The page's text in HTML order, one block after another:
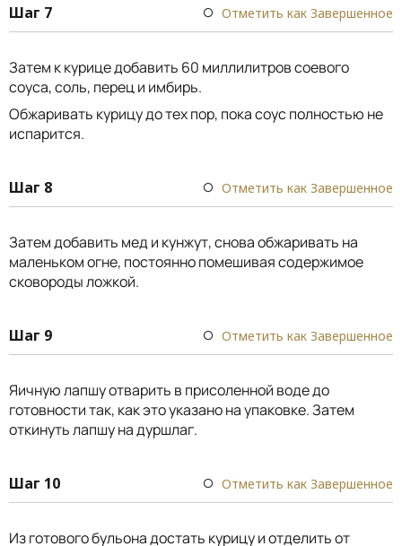
Шаг 7 Отметить как Завершенное
Затем к курице добавить 60 миллилитров соевого
соуса, соль, перец и имбирь.
Обжаривать курицу до тех пор, пока соус полностью не
испарится.
Шаг 8 Отметить как Завершенное
Затем добавить мед и кунжут, снова обжаривать на
маленьком огне, постоянно помешивая содержимое
сковороды ложкой.
Шаг 9 Отметить как Завершенное
Яичную лапшу отварить в присоленной воде до
готовности так, как это указано на упаковке. Затем
откинуть лапшу на дуршлаг.
Шаг 10 Отметить как Завершенное
Из готового бульона достать курицу и отделить от